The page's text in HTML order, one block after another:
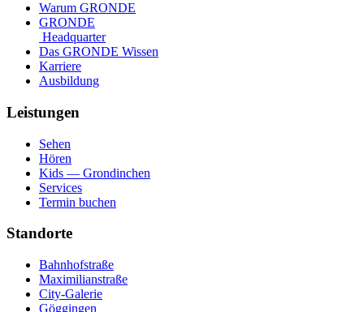
Warum GRONDE
GRONDE
Headquarter
Das GRONDE Wissen
Karriere
Ausbildung
Leistungen
Sehen
Hören
Kids — Grondinchen
Services
Termin buchen
Standorte
Bahnhofstraße
Maximilianstraße
City-Galerie
Göggingen